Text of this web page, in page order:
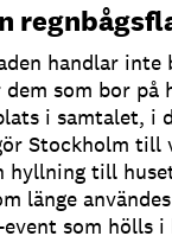
handlar inte
som bor på
i samtalet, i
Stockholm till
hyllning till
länge
som hölls i